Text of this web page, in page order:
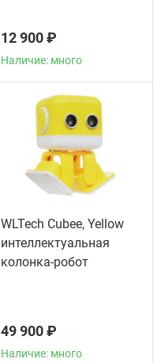
12 900 ₽
Наличие: много
WLTech Cubee, Yellow
интеллектуальная
колонка-робот
49 900 ₽
Наличие: много